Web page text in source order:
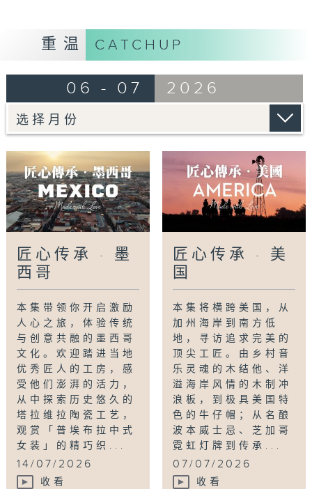
Tag: 塔拉韦拉陶瓷,奇南帕人工岛,普埃布拉女
朱古力 ,梅兹卡尔 波布拉诺莫利酱
重温 CATCHUP
06 - 07 2026
匠心传承 · 墨
西哥
本集带领你开启激励
人心之旅，体验传统
与创意共融的墨西哥
文化。欢迎踏进当地
优秀匠人的工房，感
受他们澎湃的活力，
从中探索历史悠久的
塔拉维拉陶瓷工艺，
观赏「普埃布拉中式
女装」的精巧织...
14/07/2026
收看
匠心传承 · 美
国
本集将横跨美国，从
加州海岸到南方低
地，寻访追求完美的
顶尖工匠。由乡村音
乐灵魂的木结他、洋
溢海岸风情的木制冲
浪板，到极具美国特
色的牛仔帽；从名酿
波本威士忌、芝加哥
霓虹灯牌到传承...
07/07/2026
收看